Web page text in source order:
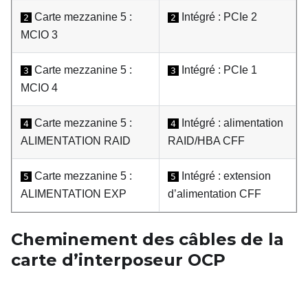
2 Carte mezzanine 5 :
MCIO 3
2 Intégré : PCIe 2
3 Carte mezzanine 5 :
MCIO 4
3 Intégré : PCIe 1
4 Carte mezzanine 5 :
ALIMENTATION RAID
4
Intégré : alimentation
RAID/HBA CFF
5 Carte mezzanine 5 :
ALIMENTATION EXP
5
Intégré : extension
d’alimentation CFF
Cheminement des câbles de la
carte d’interposeur OCP